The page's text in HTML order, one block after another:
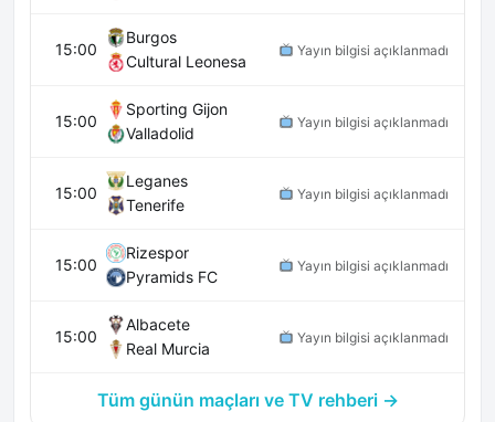
15:00
Burgos
Cultural Leonesa
Yayın bilgisi açıklanmadı
15:00
Sporting Gijon
Valladolid
Yayın bilgisi açıklanmadı
15:00
Leganes
Tenerife
Yayın bilgisi açıklanmadı
15:00
Rizespor
Pyramids FC
Yayın bilgisi açıklanmadı
15:00
Albacete
Real Murcia
Yayın bilgisi açıklanmadı
Tüm günün maçları ve TV rehberi →